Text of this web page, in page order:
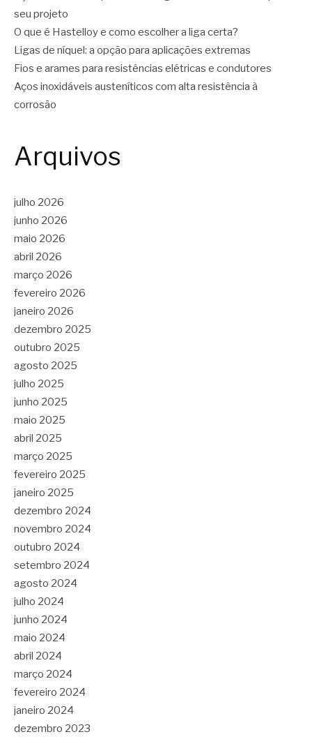
seu projeto
O que é Hastelloy e como escolher a liga certa?
Ligas de níquel: a opção para aplicações extremas
Fios e arames para resistências elétricas e condutores
Aços inoxidáveis austeníticos com alta resistência à
corrosão
Arquivos
julho 2026
junho 2026
maio 2026
abril 2026
março 2026
fevereiro 2026
janeiro 2026
dezembro 2025
outubro 2025
agosto 2025
julho 2025
junho 2025
maio 2025
abril 2025
março 2025
fevereiro 2025
janeiro 2025
dezembro 2024
novembro 2024
outubro 2024
setembro 2024
agosto 2024
julho 2024
junho 2024
maio 2024
abril 2024
março 2024
fevereiro 2024
janeiro 2024
dezembro 2023